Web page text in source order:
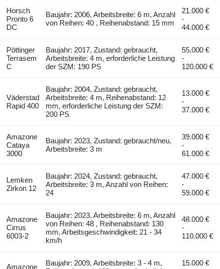
Horsch
Pronto 6
DC
Baujahr: 2006, Arbeitsbreite: 6 m, Anzahl
von Reihen: 40 , Reihenabstand: 15 mm
21.000 €
-
44.000 €
Pöttinger
Terrasem
C
Baujahr: 2017, Zustand: gebraucht,
Arbeitsbreite: 4 m, erforderliche Leistung
der SZM: 190 PS
55.000 €
-
120.000 €
Väderstad
Rapid 400
Baujahr: 2004, Zustand: gebraucht,
Arbeitsbreite: 4 m, Reihenabstand: 12
mm, erforderliche Leistung der SZM:
200 PS
13.000 €
-
37.000 €
Amazone
Cataya
3000
Baujahr: 2023, Zustand: gebraucht/neu,
Arbeitsbreite: 3 m
39.000 €
-
61.000 €
Lemken
Zirkon 12
Baujahr: 2024, Zustand: gebraucht,
Arbeitsbreite: 3 m, Anzahl von Reihen:
24
47.000 €
-
59.000 €
Amazone
Cirrus
6003-2
Baujahr: 2023, Arbeitsbreite: 6 m, Anzahl
von Reihen: 48 , Reihenabstand: 130
mm, Arbeitsgeschwindigkeit: 21 - 34
km/h
48.000 €
-
110.000 €
Amazone
Baujahr: 2009, Arbeitsbreite: 3 - 4 m,
15.000 €